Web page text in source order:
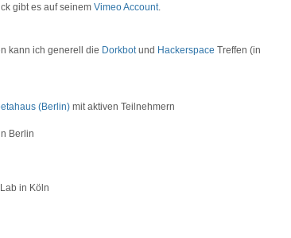
gibt es auf seinem Vimeo Account.
kann ich generell die Dorkbotund Hackerspace Treffen (in
(Berlin) mit aktiven Teilnehmern
Berlin
in Köln